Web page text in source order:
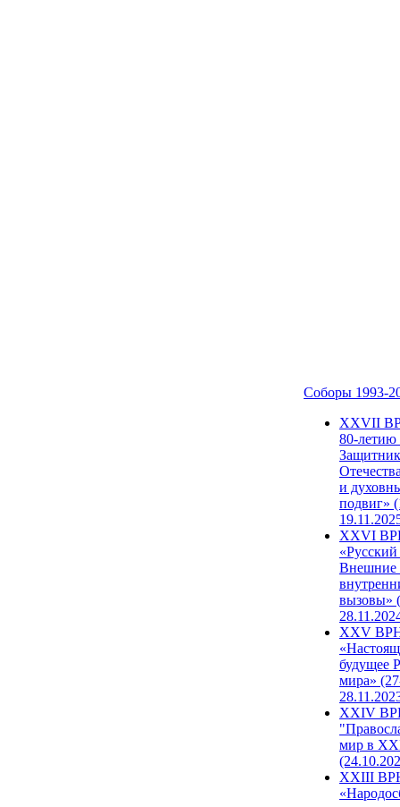
Соборы 1993-
ХХVII
80-
и
подвиг»
XXVI
Внешние
вызовы»
XXV
будущее
мира»
XXIV
мир в
XXIII